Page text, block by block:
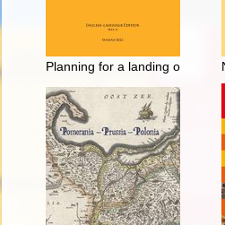
Planning for a landing